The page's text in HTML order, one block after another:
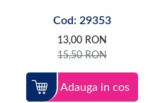
Cod: 29353
13,00 RON
15,50RON
Adauga in cos